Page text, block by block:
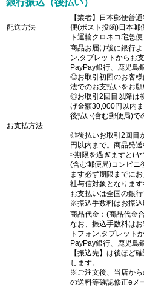
銀行振込（後払い）
配送方法
【業者】日本郵便
便(ポスト投函)日本
ト運輸クロネコ宅急便
お支払方法
商品お届け後に銀行
ン,タブレットからお
PayPay銀行、鹿児島
◎お取引初回のお客様
法でのお支払いをお
◎お取引2回目以降は
げ金額30,000円以内
後払い(含む郵便局)で
◎後払いお取引2回目
円以内まで。商品発
>期限を過ぎますと(
(含む郵便局)コンビニ
ます必ず期限までに
社与信対象となります
お支払いは全国の銀行
※振込手数料はお振込
商品代金：(商品代金
なお、振込手数料は
トフォン,タブレット
PayPay銀行、鹿児島
【振込先】は後ほど
します。
※ご注文後、当店から
の送料等確認修正eメ